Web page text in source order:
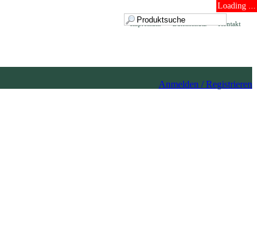
Loading ...
Kontakt
Datenschutz
Impressum
Anmelden / Registrieren